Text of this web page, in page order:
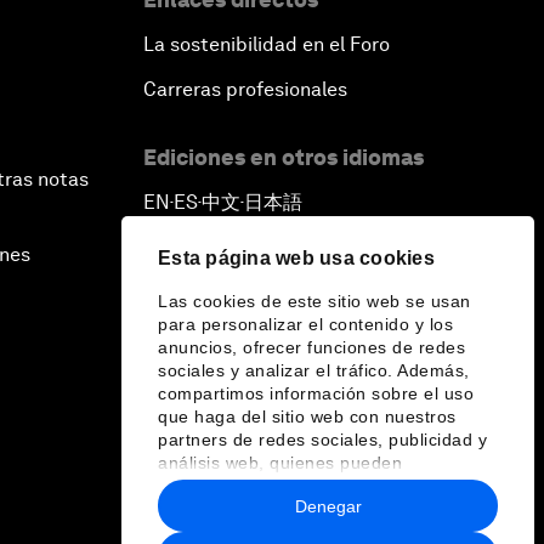
Esta página web usa cookies
Las cookies de este sitio web se usan
para personalizar el contenido y los
anuncios, ofrecer funciones de redes
sociales y analizar el tráfico. Además,
compartimos información sobre el uso
que haga del sitio web con nuestros
partners de redes sociales, publicidad y
análisis web, quienes pueden
combinarla con otra información que les
haya proporcionado o que hayan
recopilado a partir del uso que haya
Denegar
notas
La sostenibilidad en el Foro
Carreras profesionales
Ediciones en otros idiomas
EN ▪ ES▪中文▪ 日本語